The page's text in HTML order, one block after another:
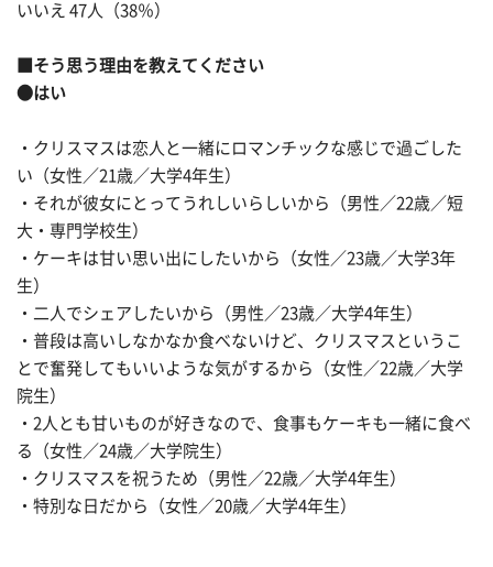
いいえ 47人（38％）
■そう思う理由を教えてください
●はい
・クリスマスは恋人と一緒にロマンチックな感じで過ごした
い（女性／21歳／大学4年生）
・それが彼女にとってうれしいらしいから（男性／22歳／短
大・専門学校生）
・ケーキは甘い思い出にしたいから（女性／23歳／大学3年
生）
・二人でシェアしたいから（男性／23歳／大学4年生）
・普段は高いしなかなか食べないけど、クリスマスというこ
とで奮発してもいいような気がするから（女性／22歳／大学
院生）
・2人とも甘いものが好きなので、食事もケーキも一緒に食べ
る（女性／24歳／大学院生）
・クリスマスを祝うため（男性／22歳／大学4年生）
・特別な日だから（女性／20歳／大学4年生）